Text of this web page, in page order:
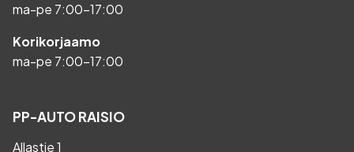
ma-pe 7:00-17:00
Korikorjaamo
ma-pe 7:00-17:00
PP-AUTO RAISIO
Allastie 1